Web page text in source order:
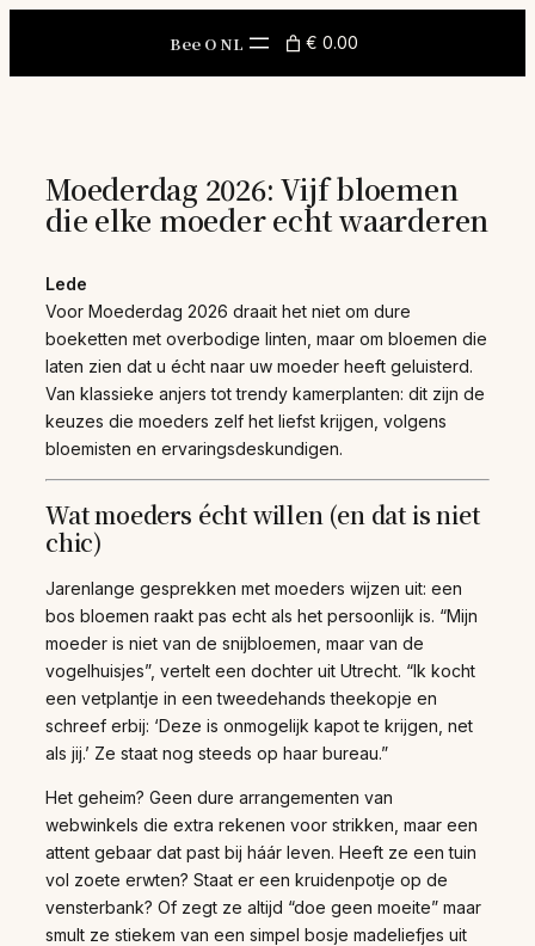
Bee O NL € 0.00
Moederdag 2026: Vijf bloemen
die elke moeder echt waarderen
Lede
Voor Moederdag 2026 draait het niet om dure
boeketten met overbodige linten, maar om bloemen die
laten zien dat u écht naar uw moeder heeft geluisterd.
Van klassieke anjers tot trendy kamerplanten: dit zijn de
keuzes die moeders zelf het liefst krijgen, volgens
bloemisten en ervaringsdeskundigen.
Wat moeders écht willen (en dat is niet
chic)
Jarenlange gesprekken met moeders wijzen uit: een
bos bloemen raakt pas echt als het persoonlijk is. “Mijn
moeder is niet van de snijbloemen, maar van de
vogelhuisjes”, vertelt een dochter uit Utrecht. “Ik kocht
een vetplantje in een tweedehands theekopje en
schreef erbij: ‘Deze is onmogelijk kapot te krijgen, net
als jij.’ Ze staat nog steeds op haar bureau.”
Het geheim? Geen dure arrangementen van
webwinkels die extra rekenen voor strikken, maar een
attent gebaar dat past bij háár leven. Heeft ze een tuin
vol zoete erwten? Staat er een kruidenpotje op de
vensterbank? Of zegt ze altijd “doe geen moeite” maar
smult ze stiekem van een simpel bosje madeliefjes uit